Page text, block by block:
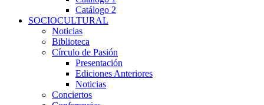
Catálogo 2
SOCIOCULTURAL
Noticias
Biblioteca
Círculo de Pasión
Presentación
Ediciones Anteriores
Noticias
Conciertos